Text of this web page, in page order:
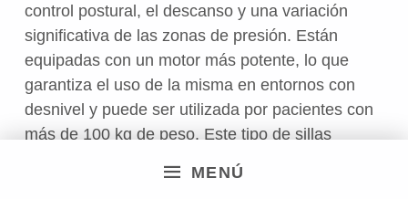
MENÚ
control postural, el descanso y una variación
significativa de las zonas de presión. Están
equipadas con un motor más potente, lo que
garantiza el uso de la misma en entornos con
desnivel y puede ser utilizada por pacientes con
más de 100 kg de peso. Este tipo de sillas
poseen unos 30 km de autonomía
aproximadamente según modelo. Su precio